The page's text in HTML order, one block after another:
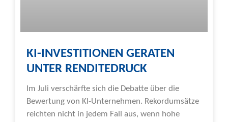
KI-INVESTITIONEN GERATEN
UNTER RENDITEDRUCK
Im Juli verschärfte sich die Debatte über die
Bewertung von KI-Unternehmen. Rekordumsätze
reichten nicht in jedem Fall aus, wenn hohe